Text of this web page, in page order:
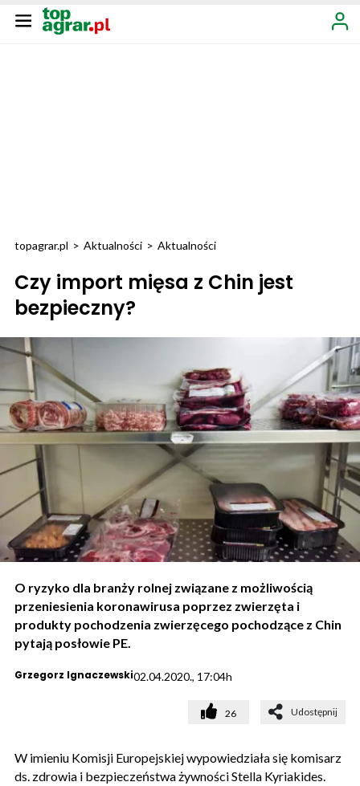
topagrar.pl > Aktualności > Aktualności
Czy import mięsa z Chin jest
bezpieczny?
O ryzyko dla branży rolnej związane z możliwością
przeniesienia koronawirusa poprzez zwierzęta i
produkty pochodzenia zwierzęcego pochodzące z Chin
pytają posłowie PE.
Grzegorz Ignaczewski02.04.2020., 17:04h
26 Udostępnij
W imieniu Komisji Europejskiej wypowiedziała się komisarz
ds. zdrowia i bezpieczeństwa żywności Stella Kyriakides.